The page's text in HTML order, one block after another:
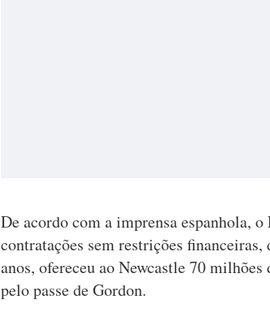
De acordo com a imprensa espanhola,
contratações sem restrições
anos, ofereceu ao Newcastle 70
pelo passe de Gordon.